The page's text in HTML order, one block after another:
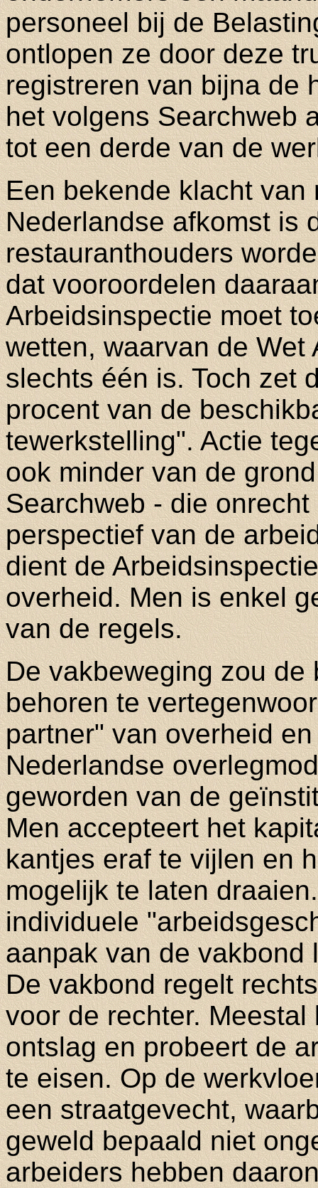
personeel bij de
ontlopen ze door deze
registreren van bijna de
het volgens Searchweb
tot een derde van de
Een bekende klacht
Nederlandse afkomst is
restauranthouders
dat vooroordelen
Arbeidsinspectie moet
wetten, waarvan de Wet
slechts één is. Toch zet
procent van de
tewerkstelling". Actie
ook minder van de
Searchweb - die
perspectief van de
dient de
overheid. Men is enkel
van de regels.
De vakbeweging zou de
behoren te
partner" van overheid
Nederlandse
geworden van de
Men accepteert het
kantjes eraf te vijlen en
mogelijk te laten
individuele
aanpak van de vakbond
De vakbond regelt
voor de rechter.
ontslag en probeert de
te eisen. Op de
een straatgevecht,
geweld bepaald niet
arbeiders hebben